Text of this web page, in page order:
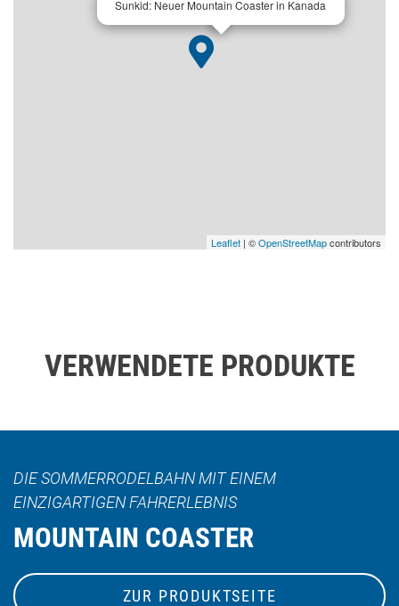
Sunkid: Neuer Mountain Coaster in Kanada
Leaflet | ©OpenStreetMapcontributors
VERWENDETE PRODUKTE
DIE SOMMERRODELBAHN MIT EINEM
EINZIGARTIGEN FAHRERLEBNIS
MOUNTAIN COASTER
ZUR PRODUKTSEITE